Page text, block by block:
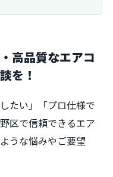
高品質なエアコ
を！
たい」「プロ仕様で
区で信頼できるエア
うな悩みやご要望